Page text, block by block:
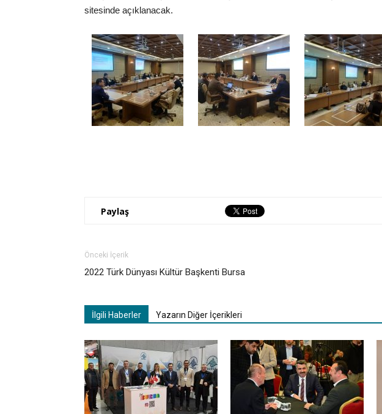
sitesinde açıklanacak.
Paylaş
Önceki İçerik
2022 Türk Dünyası Kültür Başkenti Bursa
İlgili Haberler Yazarın Diğer İçerikleri